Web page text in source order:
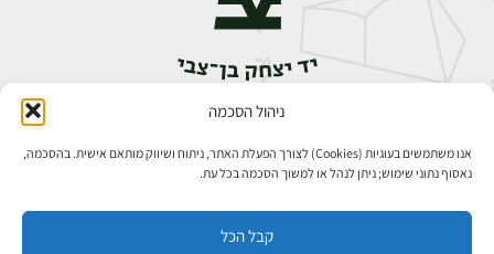
ניהול הסכמה
אנו משתמשים בעוגיות (Cookies) לצורך הפעלת האתר, ניתוח ושיווק מותאם אישית. בהסכמה,
נאסוף נתוני שימוש; ניתן לנהל או למשוך הסכמה בכל עת.
קבל הכל
אבן גבירול 14, רחביה, ירושלים